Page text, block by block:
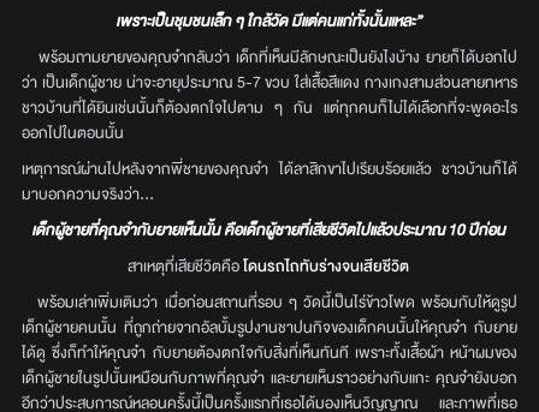
เพราะเป็นชุมชนเล็ก ๆ ใกล้วัด มีแต่คนแก่ทั้งนั้นแหละ”
พร้อมถามยายของคุณจ๋ากลับว่า เด็กที่เห็นมีลักษณะเป็นยังไงบ้าง ยายก็ได้บอกไป
ว่า เป็นเด็กผู้ชาย น่าจะอายุประมาณ 5-7 ขวบ ใส่เสื้อสีแดง กางเกงสามส่วนลายทหาร
ชาวบ้านที่ได้ยินเช่นนั้นก็ต้องตกใจไปตาม ๆ กัน แต่ทุกคนก็ไม่ได้เลือกที่จะพูดอะไร
ออกไปในตอนนั้น
เหตุการณ์ผ่านไปหลังจากพี่ชายของคุณจ๋า ได้ลาสิกขาไปเรียบร้อยแล้ว ชาวบ้านก็ได้
มาบอกความจริงว่า...
เด็กผู้ชายที่คุณจ๋ากับยายเห็นนั้น คือเด็กผู้ชายที่เสียชีวิตไปแล้วประมาณ 10 ปีก่อน
สาเหตุที่เสียชีวิตคือโดนรถไถทับร่างจนเสียชีวิต
พร้อมเล่าเพิ่มเติมว่า เมื่อก่อนสถานที่รอบ ๆ วัดนี้เป็นไร่ข้าวโพด พร้อมกับให้ดูรูป
เด็กผู้ชายคนนั้น ที่ถูกถ่ายจากอัลบั้มรูปงานชาปนกิจของเด็กคนนั้นให้คุณจ๋า กับยาย
ได้ดู ซึ่งก็ทำให้คุณจ๋า กับยายต้องตกใจกับสิ่งที่เห็นทันที เพราะทั้งเสื้อผ้า หน้าผมของ
เด็กผู้ชายในรูปนั้นเหมือนกับภาพที่คุณจ๋า และยายเห็นราวอย่างกับแกะ คุณจ๋ายังบอก
อีกว่าประสบการณ์หลอนครั้งนี้เป็นครั้งแรกที่เธอได้มองเห็นวิญญาณ และภาพที่เธอ